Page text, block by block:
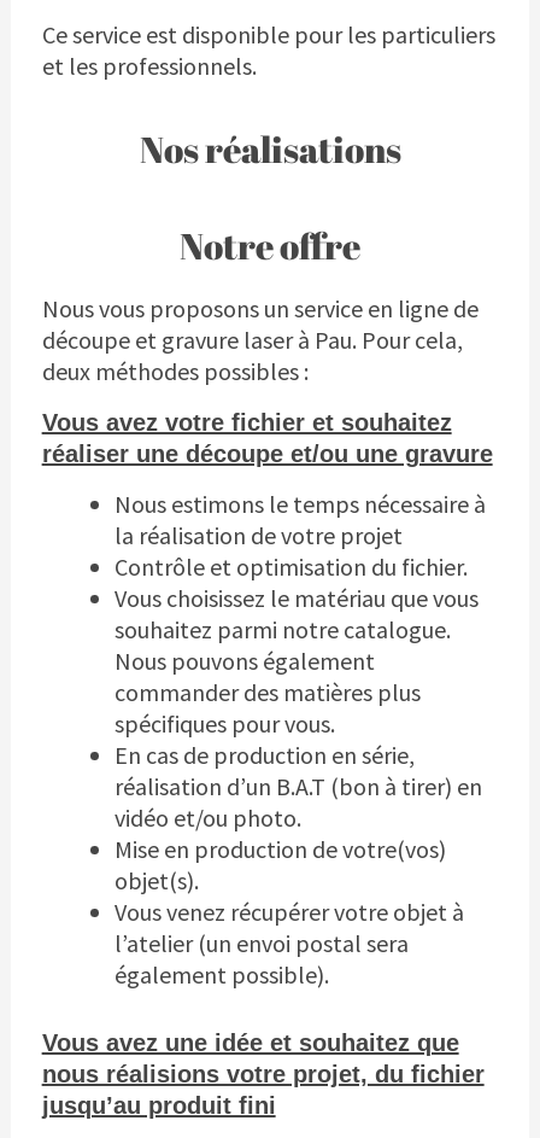
Ce service est disponible pour les particuliers
et les professionnels.
Nos réalisations
Notre offre
Nous vous proposons un service en ligne de
découpe et gravure laser à Pau. Pour cela,
deux méthodes possibles :
Vous avez votre fichier et souhaitez
réaliser une découpe et/ou une gravure
Nous estimons le temps nécessaire à
la réalisation de votre projet
Contrôle et optimisation du fichier.
Vous choisissez le matériau que vous
souhaitez parmi notre catalogue.
Nous pouvons également
commander des matières plus
spécifiques pour vous.
En cas de production en série,
réalisation d’un B.A.T (bon à tirer) en
vidéo et/ou photo.
Mise en production de votre(vos)
objet(s).
Vous venez récupérer votre objet à
l’atelier (un envoi postal sera
également possible).
Vous avez une idée et souhaitez que
nous réalisions votre projet, du fichier
jusqu’au produit fini